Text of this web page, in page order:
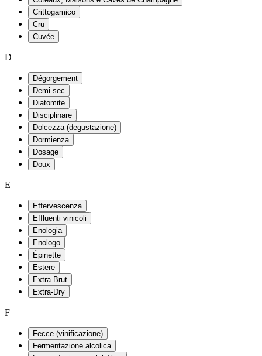
Crittogamico
Cru
Cuvée
D
Dégorgement
Demi-sec
Diatomite
Disciplinare
Dolcezza (degustazione)
Dormienza
Dosage
Doux
E
Effervescenza
Effluenti vinicoli
Enologia
Enologo
Épinette
Estere
Extra Brut
Extra-Dry
F
Fecce (vinificazione)
Fermentazione alcolica